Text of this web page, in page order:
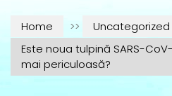
Home >> Uncategorized
Este noua tulpină SARS-
mai periculoasă?